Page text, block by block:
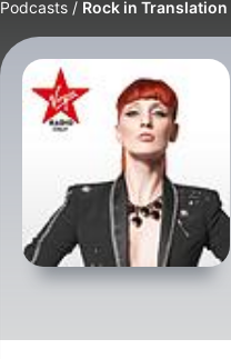
Podcasts Rock in Translation